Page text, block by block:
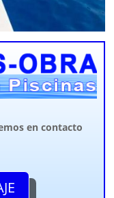
en contacto